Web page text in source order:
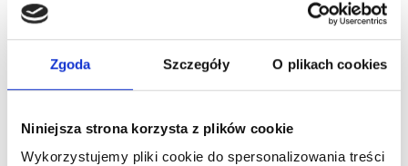
Zgoda Szczegóły O plikach cookies
Niniejsza strona korzysta z plików cookie
Wykorzystujemy pliki cookie do spersonalizowania treści
Marketing
Promocja, dodatkowe akcje